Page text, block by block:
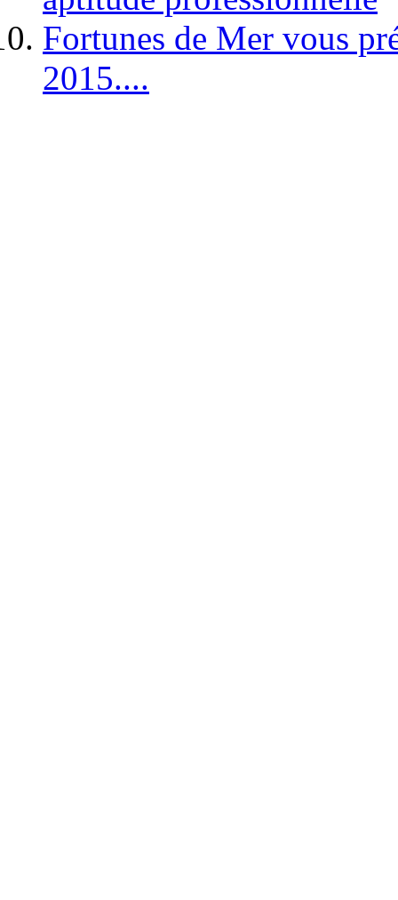
Fortunes de Mer vous
2015....